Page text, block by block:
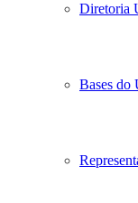
Diretoria
Bases do